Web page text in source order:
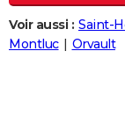
Destinations
City break
Voyage nature
Voyage de noces
Forum
Climat
+
PHOTO
Voir aussi : Saint-
Montluc
Orvault